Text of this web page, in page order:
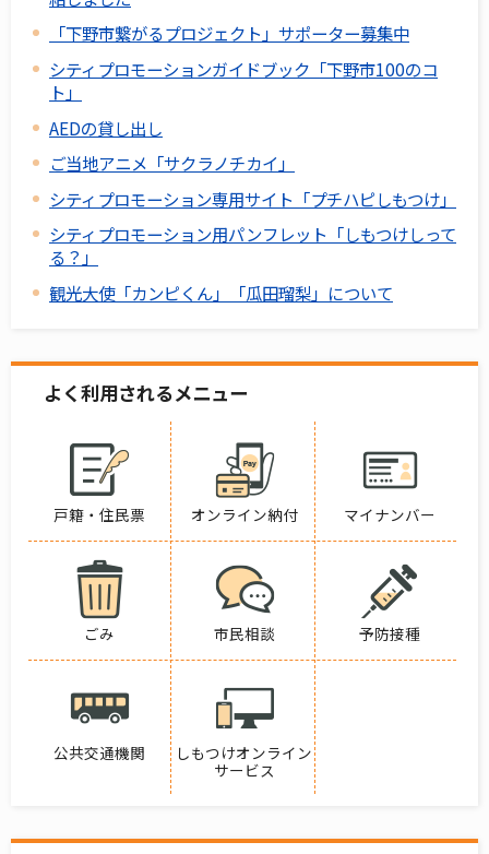
「下野市繋がるプロジェクト」サポーター募集中
シティプロモーションガイドブック「下野市100のコ
ト」
AEDの貸し出し
ご当地アニメ「サクラノチカイ」
シティプロモーション専用サイト「プチハピしもつけ」
シティプロモーション用パンフレット「しもつけしって
る？」
観光大使「カンピくん」「瓜田瑠梨」について
よく利用されるメニュー
戸籍・住民票 オンライン納付 マイナンバー
ごみ 市民相談 予防接種
公共交通機関
しもつけオンライン
サービス